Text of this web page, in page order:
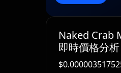
Naked Crab
即時價格分析